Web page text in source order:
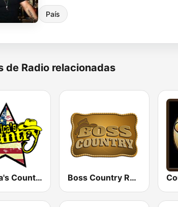
País
de Radio relacionadas
America's Country Boss Country Radio